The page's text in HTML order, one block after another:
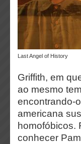
Last Angel of History
Griffith, em
ao mesmo
encontrando-
americana
homofóbicos.
conhecer